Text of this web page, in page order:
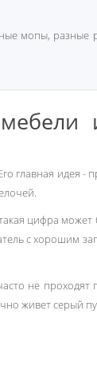
мопы, разные
главная идея -
цифра
с хорошим
не проходят
живет серый